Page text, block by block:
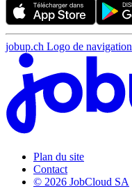
jobup.ch Logo de navigation
Plan du site
Contact
© 2026 JobCloud SA